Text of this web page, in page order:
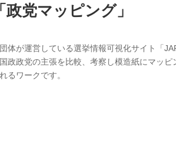
「政党マッピング」
体が運営している選挙情報可視化サイト「
政政党の主張を比較、考察し模造紙にマッ
るワークです。